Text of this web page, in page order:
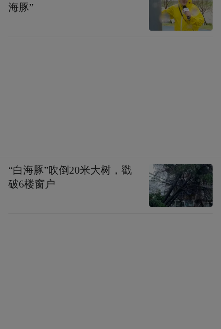
海豚”
“白海豚”吹倒20米大树，戳
破6楼窗户